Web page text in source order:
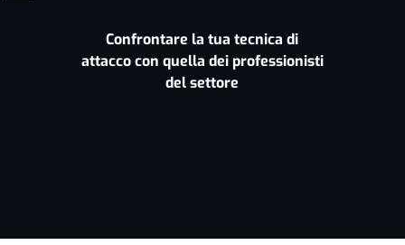
Confrontare la tua tecnica di
attacco con quella dei professionisti
del settore